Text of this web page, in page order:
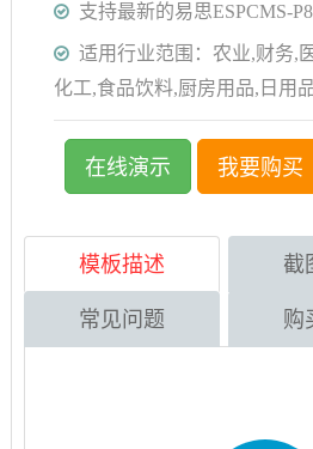
支持最新的易思ESPCMS-
适用行业范围：农业,财务,
化工,食品饮料,厨房用品,日用
在线演示 我要购买
模板描述
截
常见问题
购